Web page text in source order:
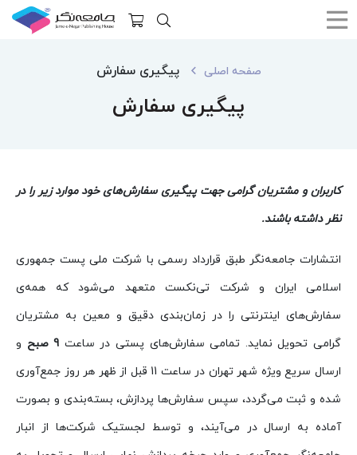
صفحه اصلی پیگیری سفارش
پیگیری سفارش
کاربران و مشتریان گرامی جهت پیگیری سفارش‌های خود موارد زیر را در
نظر داشته‌ باشند.
انتشارات جامعه‌نگر طبق قرارداد رسمی با شرکت ملی پست جمهوری
اسلامی ایران و شرکت تی‌نکست متعهد می‌شود که همه‌ی
سفارش‌های اینترنتی را در زمان‌بندی دقیق و معین به مشتریان
گرامی تحویل نماید. تمامی سفارش‌های پستی در ساعت 9 صبح
و
ارسال سریع ویژه شهر تهران در ساعت 11 قبل از ظهر هر روز جمع‌آوری
شده و ثبت می‌گردد، سپس سفارش‌ها پردازش، بسته‌بندی و بصورت
آماده به ارسال در می‌آیند، و توسط لجستیک شرکت‌ها از انبار